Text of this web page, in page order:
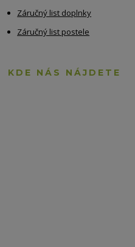
Záručný list doplnky
Záručný list postele
KDE NÁS NÁJDETE